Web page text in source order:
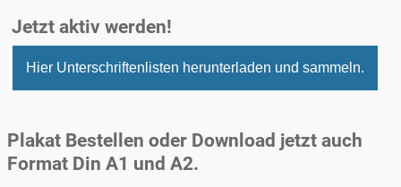
Jetzt aktiv werden!
Hier Unterschriftenlisten herunterladen und sammeln.
Plakat Bestellen oder Download jetzt auch
Format Din A1 und A2.